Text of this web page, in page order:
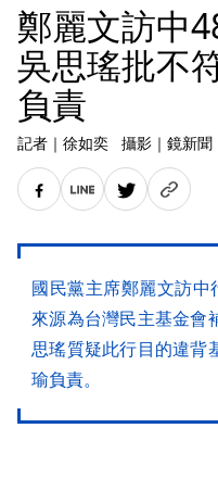
鄭麗文訪中
吳思瑤批不
負責
記者 ｜ 徐如奕 攝影 ｜ 鏡新聞
國民黨主席鄭麗文訪
來源為台灣民主基金會
思瑤質疑此行目的違背
瑜負責。